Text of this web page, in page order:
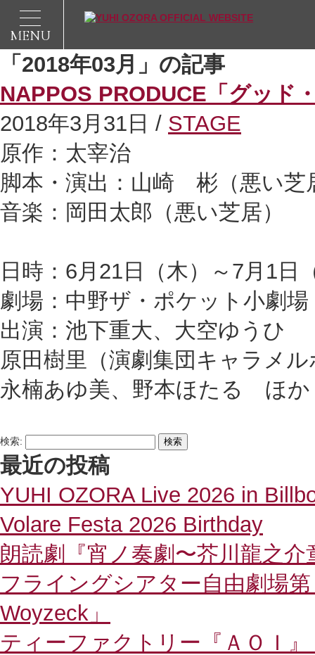
MENU
「2018年03月」の記事
NAPPOS PRODUCE「グッド
2018年3月31日 / STAGE
原作：太宰治
脚本・演出：山崎 彬（悪い芝
音楽：岡田太郎（悪い芝居）
日時：6月21日（木）～7月1日
劇場：中野ザ・ポケット小劇場
出演：池下重大、大空ゆうひ
原田樹里（演劇集団キャラメ
永楠あゆ美、野本ほたる ほか
検索:
最近の投稿
YUHI OZORA Live 2026 in
Volare Festa 2026 Birthday
朗読劇『宵ノ奏劇〜芥川龍之介
フライングシアター自由劇場
Woyzeck」
ティーファクトリー『ＡＯＩ